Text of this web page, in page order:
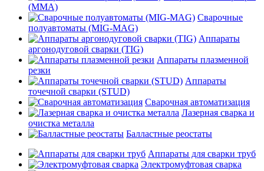
(MMA)
Сварочные
полуавтоматы (MIG-MAG)
Аппараты
аргонодуговой сварки (TIG)
Аппараты плазменной
резки
Аппараты
точечной сварки (STUD)
Сварочная автоматизация
Лазерная сварка и
очистка металла
Балластные реостаты
Аппараты для сварки труб
Электромуфтовая сварка